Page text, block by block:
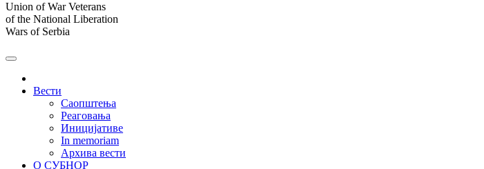
Union of War Veterans
of the National Liberation
Wars of Serbia
Вести
Саопштења
Реаговања
Иницијативе
In memoriam
Архива вести
О СУБНОР